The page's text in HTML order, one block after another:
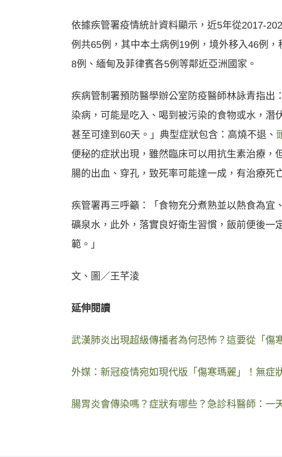
依據疾管署疫情統計資料顯示，近5年從2017-
例共65例，其中本土病例19例，境外移入46例
8例、緬甸及菲律賓各5例等鄰近亞洲國家。
疾病管制署預防醫學辦公室 防疫醫師林詠青指出
染病， 可能是吃入、喝到被污染的食物或水，潛
甚至可達到 60天。」典型症狀包含：高燒不退、
便秘的症狀出現，雖然臨床可以用抗生素治療，
腸的出血、穿孔，致死率可能達一成，有治療死
疾管署再三呼籲：「食物充分煮熟並以熱食為宜
礦泉水，此外，落實良好衛生習慣，飯前便後一
範。」
文、圖／王芊淩
延伸閱讀
武漢肺炎出現超級傳播者為何恐怖？這要從「傷
外媒：新冠疫情宛如現代版「傷寒瑪麗」！無症
腸胃炎會傳染嗎？症狀有哪些？急診科醫師：一